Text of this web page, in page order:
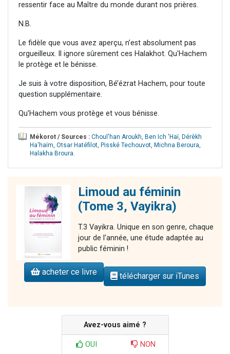
ressentir face au Maître du monde durant nos prières.
N.B.
Le fidèle que vous avez aperçu, n’est absolument pas
orgueilleux. Il ignore sûrement ces Halakhot. Qu'Hachem
le protège et le bénisse.
Je suis à votre disposition, Bé’ézrat Hachem, pour toute
question supplémentaire.
Qu’Hachem vous protège et vous bénisse.
Mékorot / Sources : Choul'han Aroukh, Ben Ich 'Haï, Dérèkh
Ha'haïm, Otsar Hatéfilot, Pisské Techouvot, Michna Beroura,
Halakha Broura.
Limoud au féminin
(Tome 3, Vayikra)
T.3 Vayikra. Unique en son genre, chaque
jour de l'année, une étude adaptée au
public féminin !
acheter ce livre télécharger sur iTunes
Avez-vous aimé ?
OUI NON